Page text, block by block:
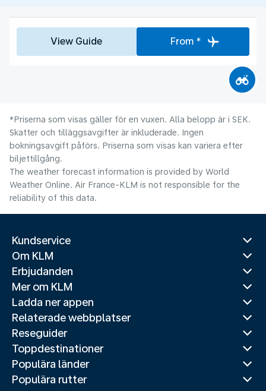
View Guide From *
*Priserna som visas gäller för en vuxen. Alla belopp är i SEK.
Skatter och tilläggsavgifter är inkluderade. Ingen
bokningsavgift påförs. Priserna som visas kan variera efter
biljettillgång.
The weather forecast information is provided by World
Weather Online. Air France-KLM is not responsible for the
reliability of this data.
Kundservice
Om KLM
Erbjudanden
Mer om KLM
Ladda ner appen
Relaterade webbplatser
Reseguider
Toppdestinationer
Populära länder
Populära rutter